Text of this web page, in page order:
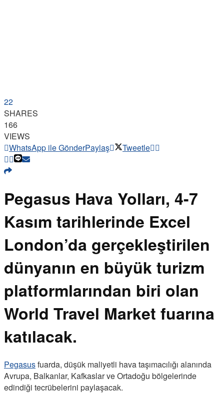
22
SHARES
166
VIEWS
WhatsApp ile GönderPaylaş Tweetle
Pegasus Hava Yolları, 4-7
Kasım tarihlerinde Excel
London’da gerçekleştirilen
dünyanın en büyük turizm
platformlarından biri olan
World Travel Market fuarına
katılacak.
Pegasusfuarda, düşük maliyetli hava taşımacılığı alanında
Avrupa, Balkanlar, Kafkaslar ve Ortadoğu bölgelerinde
edindiği tecrübelerini paylaşacak.